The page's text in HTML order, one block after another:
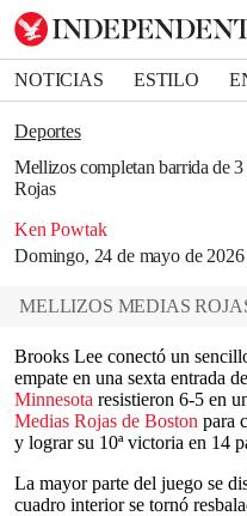
NOTICIAS ESTILO
DEPORTES
Deportes
Mellizos completan barrida de
Rojas
Ken Powtak
Domingo, 24 de mayo de
Bookmark
Removed from bookmarks
Close popover
MELLIZOS MEDIAS
Brooks Lee conectó un
empate en una sexta entrada
Minnesota resistieron 6-5 en
Medias Rojas de Boston para
y lograr su 10ª victoria en 14
La mayor parte del juego se
cuadro interior se tornó